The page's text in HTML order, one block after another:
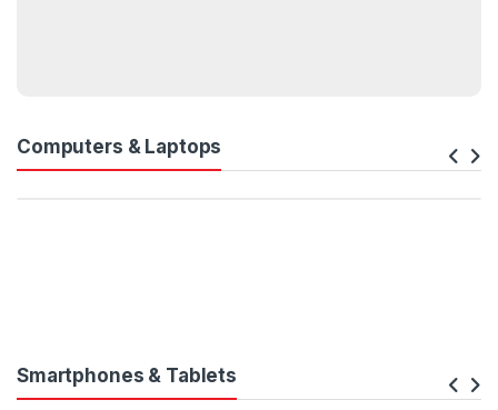
Computers & Laptops
Smartphones & Tablets